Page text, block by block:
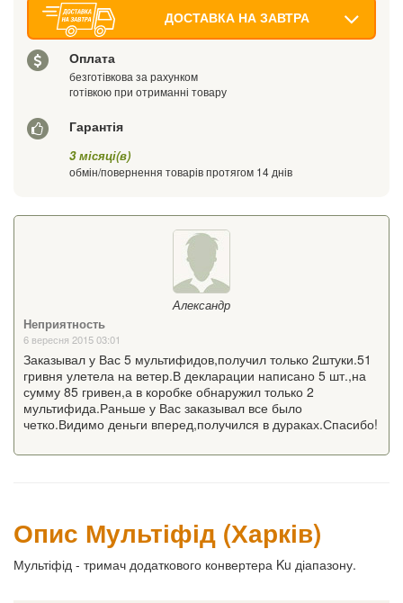
ДОСТАВКА НА ЗАВТРА
Оплата
безготівкова за рахунком
готівкою при отриманні товару
Гарантія
3 місяці(в)
обмін/повернення товарів протягом 14 днів
Александр
Неприятность
6 вересня 2015 03:01
Заказывал у Вас 5 мультифидов,получил только 2штуки.51
гривня улетела на ветер.В декларации написано 5 шт.,на
сумму 85 гривен,а в коробке обнаружил только 2
мультифида.Раньше у Вас заказывал все было
четко.Видимо деньги вперед,получился в дураках.Спасибо!
Опис Мультіфід (Харків)
Мультіфід - тримач додаткового конвертера Ku діапазону.